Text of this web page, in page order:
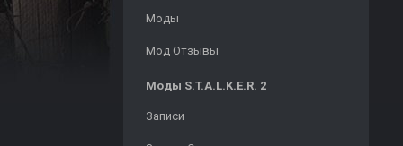
Моды
Мод Отзывы
Моды S.T.A.L.K.E.R. 2
Записи